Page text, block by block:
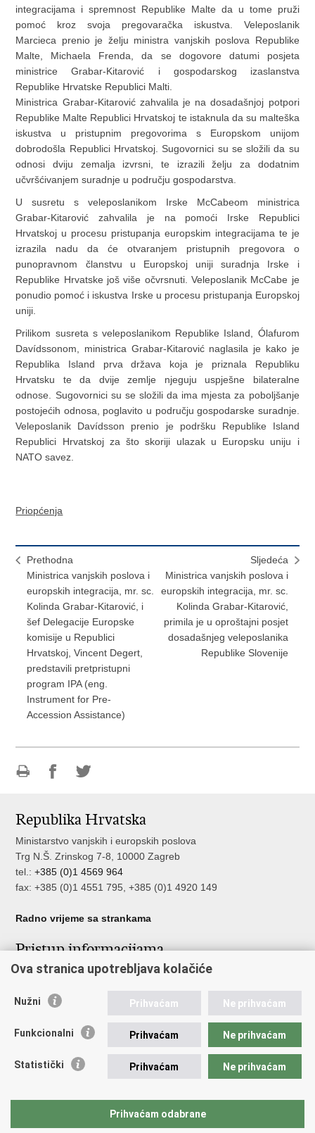
integracijama i spremnost Republike Malte da u tome pruži
pomoć kroz svoja pregovaračka iskustva. Veleposlanik
Marcieca prenio je želju ministra vanjskih poslova Republike
Malte, Michaela Frenda, da se dogovore datumi posjeta
ministrice Grabar-Kitarović i gospodarskog izaslanstva
Republike Hrvatske Republici Malti.
Ministrica Grabar-Kitarović zahvalila je na dosadašnjoj potpori
Republike Malte Republici Hrvatskoj te istaknula da su malteška
iskustva u pristupnim pregovorima s Europskom unijom
dobrodošla Republici Hrvatskoj. Sugovornici su se složili da su
odnosi dviju zemalja izvrsni, te izrazili želju za dodatnim
učvršćivanjem suradnje u području gospodarstva.
U susretu s veleposlanikom Irske McCabeom ministrica
Grabar-Kitarović zahvalila je na pomoći Irske Republici
Hrvatskoj u procesu pristupanja europskim integracijama te je
izrazila nadu da će otvaranjem pristupnih pregovora o
punopravnom članstvu u Europskoj uniji suradnja Irske i
Republike Hrvatske još više očvrsnuti. Veleposlanik McCabe je
ponudio pomoć i iskustva Irske u procesu pristupanja Europskoj
uniji.
Prilikom susreta s veleposlanikom Republike Island, Ólafurom
Davídssonom, ministrica Grabar-Kitarović naglasila je kako je
Republika Island prva država koja je priznala Republiku
Hrvatsku te da dvije zemlje njeguju uspješne bilateralne
odnose. Sugovornici su se složili da ima mjesta za poboljšanje
postojećih odnosa, poglavito u području gospodarske suradnje.
Veleposlanik Davídsson prenio je podršku Republike Island
Republici Hrvatskoj za što skoriji ulazak u Europsku uniju i
NATO savez.
Priopćenja
Prethodna
Ministrica vanjskih poslova i
europskih integracija, mr. sc.
Kolinda Grabar-Kitarović, i
šef Delegacije Europske
komisije u Republici
Hrvatskoj, Vincent Degert,
predstavili pretpristupni
program IPA (eng.
Instrument for Pre-
Accession Assistance)
Sljedeća
Ministrica vanjskih poslova i
europskih integracija, mr. sc.
Kolinda Grabar-Kitarović,
primila je u oproštajni posjet
dosadašnjeg veleposlanika
Republike Slovenije
Facebooku
Twitteru
Republika Hrvatska
Ministarstvo vanjskih i europskih poslova
Trg N.Š. Zrinskog 7-8, 10000 Zagreb
tel.:+385 (0)1 4569 964
fax: +385 (0)1 4551 795, +385 (0)1 4920 149
Radno vrijeme sa strankama
Pristup informacijama
Pristup informacijama
Nepravilnosti
Javna nabava u MVEP-u
Nadzor rada i unutarnja revizija službe vanjskih poslova
Ova stranica upotrebljava kolačiće
Nužni Prihvaćam Ne prihvaćam
Funkcionalni Prihvaćam Ne prihvaćam
Statistički Prihvaćam Ne prihvaćam
Prihvaćam odabrane